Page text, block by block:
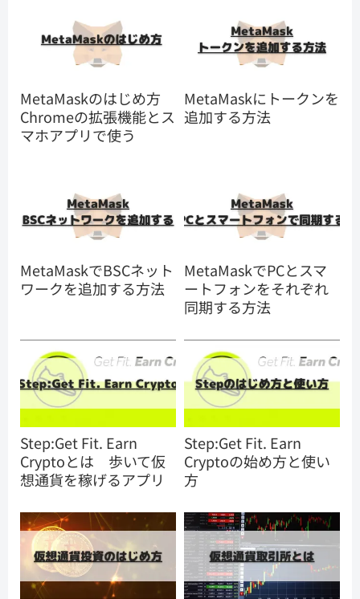
MetaMaskのはじめ方
Chromeの拡張機能とス
マホアプリで使う
MetaMaskにトークンを
追加する方法
MetaMaskでBSCネット
ワークを追加する方法
MetaMaskでPCとスマ
ートフォンをそれぞれ
同期する方法
Step:Get Fit. Earn
Cryptoとは 歩いて仮
想通貨を稼げるアプリ
Step:Get Fit. Earn
Cryptoの始め方と使い
方